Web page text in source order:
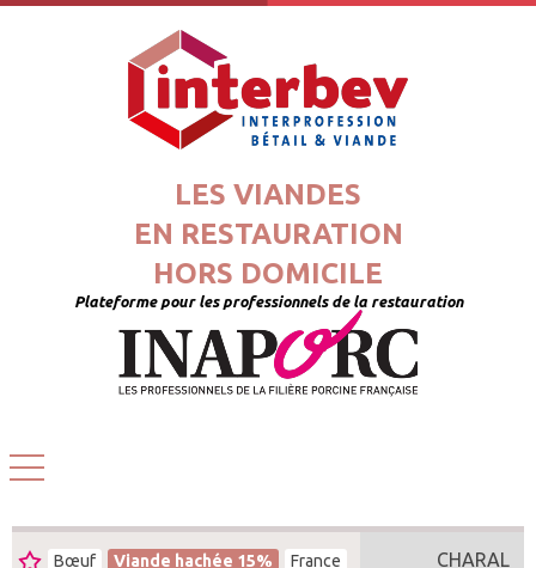
LES VIANDES
EN RESTAURATION
HORS DOMICILE
Plateforme pour les professionnels de la restauration
Bœuf Viande hachée 15% France
CHARAL